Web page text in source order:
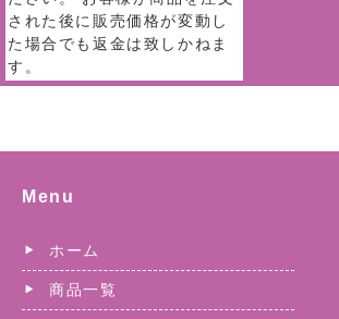
された後に販売価格が変動し
た場合でも返金は致しかねま
す。
Menu
ホーム
商品一覧